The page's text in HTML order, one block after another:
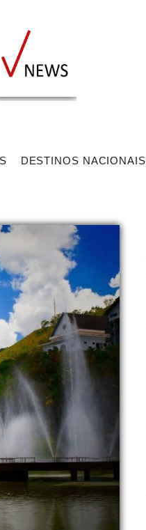
DESTINOS NACIONAIS